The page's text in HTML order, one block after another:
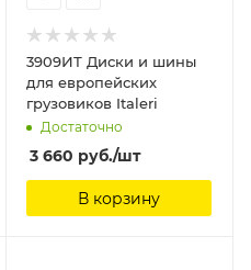
3909ИТ Диски и шины
для европейских
грузовиков Italeri
Достаточно
3 660 руб./шт
В корзину